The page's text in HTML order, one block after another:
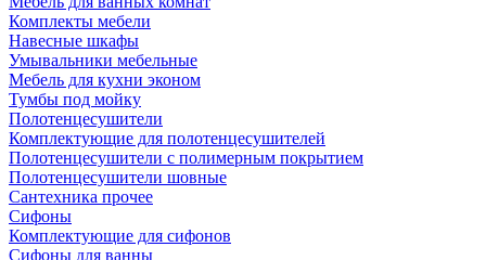
Комплекты мебели
Навесные шкафы
Умывальники мебельные
Мебель для кухни эконом
Тумбы под мойку
Полотенцесушители
Комплектующие для полотенцесушителей
Полотенцесушители с полимерным покрытием
Полотенцесушители шовные
Сантехника прочее
Сифоны
Комплектующие для сифонов
Сифоны для ванны